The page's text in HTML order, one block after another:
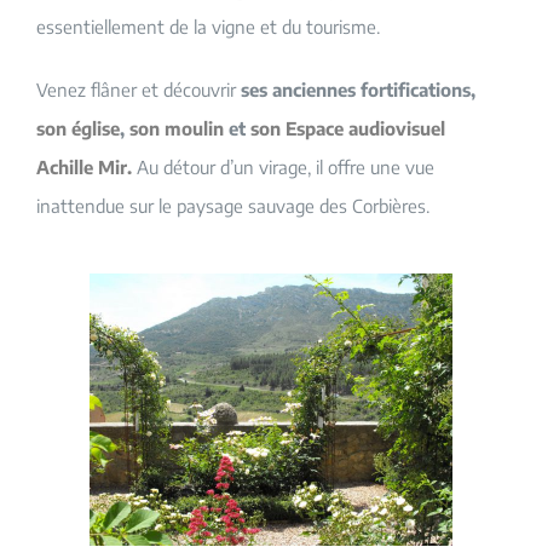
essentiellement de la vigne et du tourisme.
Venez flâner et découvrirses anciennes fortifications,
son église,son moulinet son Espace audiovisuel
Achille Mir. Au détour d’un virage, il offre une vue
inattendue sur le paysage sauvage des Corbières.